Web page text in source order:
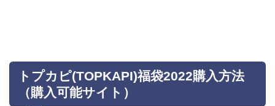
トプカピ(TOPKAPI)福袋2022購入方法
（購入可能サイト）